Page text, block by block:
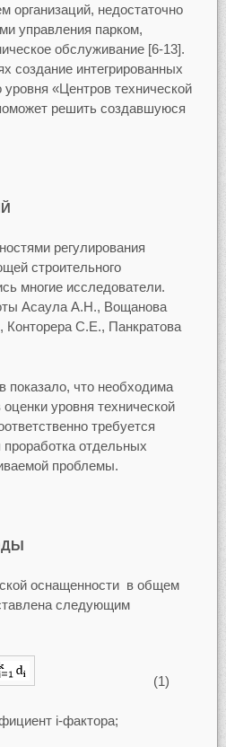
организаций, недостаточно
управления парком,
обслуживание [6-13].
создание интегрированных
уровня «Центров технической
решить создавшуюся
регулирования
строительного
многие исследователи.
Асаула А.Н., Вощанова
С.Е., Панкратова
показало, что необходима
уровня технической
требуется
отдельных
проблемы.
оснащенности в общем
следующим
(1)
i-фактора;